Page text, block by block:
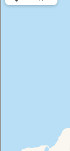
Снабжение